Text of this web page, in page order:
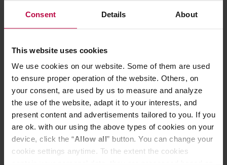
Consent Details About
This website uses cookies
We use cookies on our website. Some of them are used
to ensure proper operation of the website. Others, on
your consent, are used by us to measure and analyze
the use of the website, adapt it to your interests, and
present content and advertisements tailored to you. If you
are ok. with our using the above types of cookies on your
device, click the “Allow all” button. You can change your
cookie settings anytime. To the extent the cookies
Może Cię zainteresować